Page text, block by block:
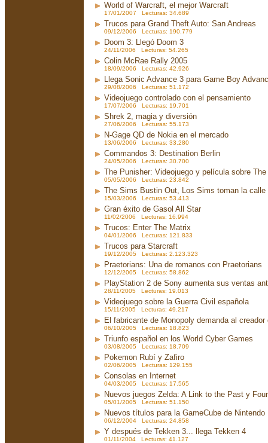
World of Warcraft, el mejor Warcraft
17/01/2007 Lecturas: 34.689
Trucos para Grand Theft Auto: San Andreas
09/12/2006 Lecturas: 190.779
Doom 3: Llegó Doom 3
24/11/2006 Lecturas: 54.265
Colin McRae Rally 2005
18/09/2006 Lecturas: 42.926
Llega Sonic Advance 3 para Game Boy
29/08/2006 Lecturas: 51.172
Videojuego controlado con el pensamiento
17/07/2006 Lecturas: 19.701
Shrek 2, magia y diversión
27/06/2006 Lecturas: 55.173
N-Gage QD de Nokia en el mercado
13/06/2006 Lecturas: 33.280
Commandos 3: Destination Berlin
24/05/2006 Lecturas: 30.700
The Punisher: Videojuego y película sobre
05/05/2006 Lecturas: 23.842
The Sims Bustin Out, Los Sims toman la calle
15/03/2006 Lecturas: 53.413
Gran éxito de Gasol All Star
11/02/2006 Lecturas: 16.994
Trucos: Enter The Matrix
04/01/2006 Lecturas: 121.833
Trucos para Starcraft
19/12/2005 Lecturas: 2.123.323
Praetorians: Una de romanos con Praetorians
12/12/2005 Lecturas: 58.862
PlayStation 2 de Sony aumenta sus ventas
28/11/2005 Lecturas: 19.013
Videojuego sobre la Guerra Civil española
15/11/2005 Lecturas: 49.217
El fabricante de Monopoly demanda al
06/10/2005 Lecturas: 18.823
Triunfo español en los World Cyber Games
03/08/2005 Lecturas: 18.709
Pokemon Rubí y Zafiro
02/06/2005 Lecturas: 129.155
Consolas en Internet
04/03/2005 Lecturas: 17.565
Nuevos juegos Zelda: A Link to the Past y
05/01/2005 Lecturas: 51.150
Nuevos títulos para la GameCube de Nintendo
06/12/2004 Lecturas: 24.858
Y después de Tekken 3... llega Tekken 4
01/11/2004 Lecturas: 41.127